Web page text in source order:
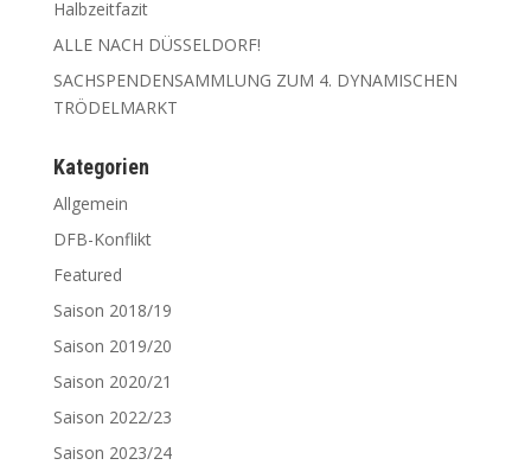
Halbzeitfazit
ALLE NACH DÜSSELDORF!
SACHSPENDENSAMMLUNG ZUM 4. DYNAMISCHEN
TRÖDELMARKT
Kate­go­rien
Allgemein
DFB-Konflikt
Featured
Saison 2018/19
Saison 2019/20
Saison 2020/21
Saison 2022/23
Saison 2023/24